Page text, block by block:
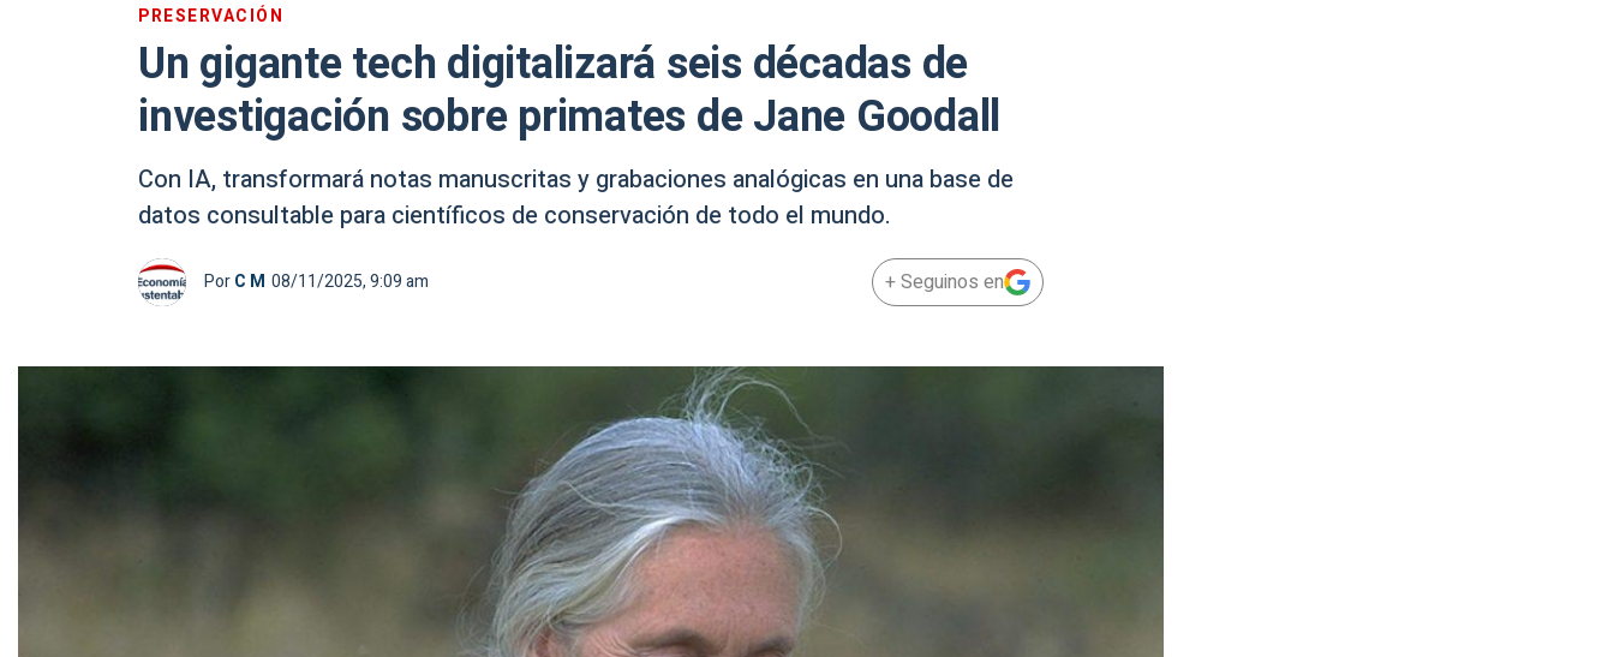
PRESERVACIÓN
Un gigante tech digitalizará seis décadas de
investigación sobre primates de Jane Goodall
Con IA, transformará notas manuscritas y grabaciones analógicas en una base de
datos consultable para científicos de conservación de todo el mundo.
PorC M 08/11/2025, 9:09 am + Seguinos en